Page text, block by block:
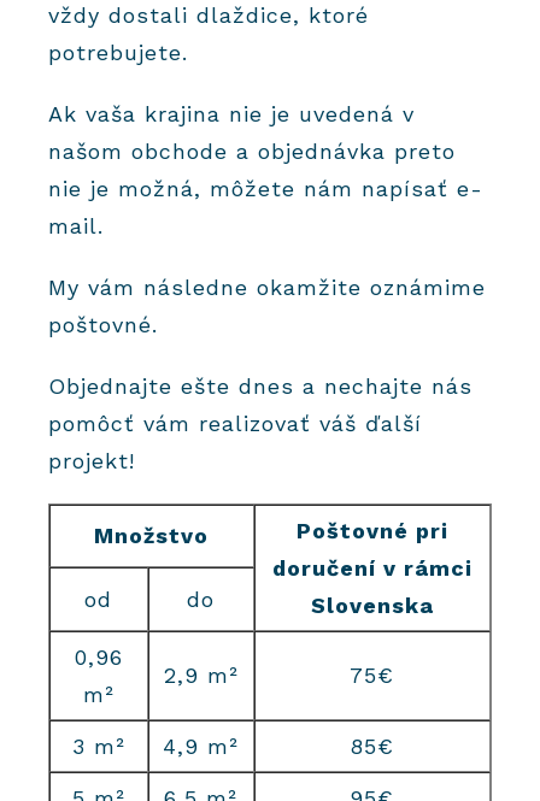
vždy dostali dlaždice, ktoré
potrebujete.
Ak vaša krajina nie je uvedená v
našom obchode a objednávka preto
nie je možná, môžete nám napísať e-
mail.
My vám následne okamžite oznámime
poštovné.
Objednajte ešte dnes a nechajte nás
pomôcť vám realizovať váš ďalší
projekt!
Množstvo
Poštovné pri
doručení v rámci
Slovenska
od do
0,96
m²
2,9 m² 75€
3 m² 4,9 m² 85€